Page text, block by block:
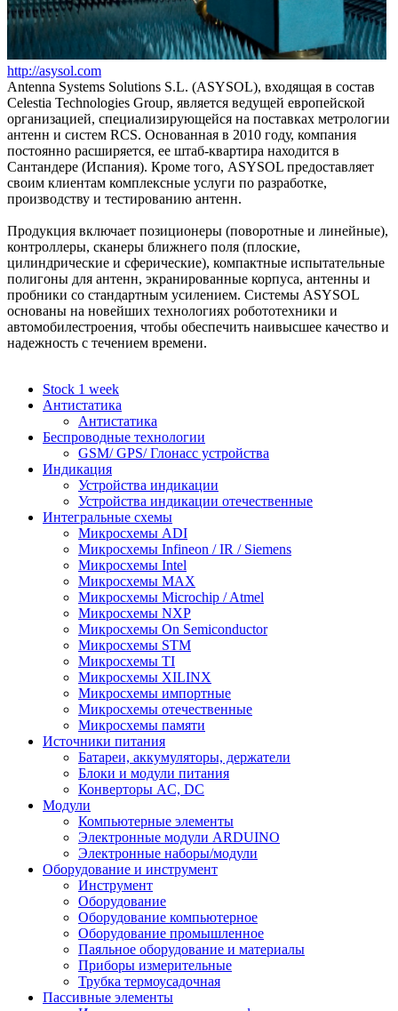
http://asysol.com
Antenna Systems Solutions S.L. (ASYSOL), входящая в состав
Celestia Technologies Group, является ведущей европейской
организацией, специализирующейся на поставках метрологии
антенн и систем RCS. Основанная в 2010 году, компания
постоянно расширяется, ее штаб-квартира находится в
Сантандере (Испания). Кроме того, ASYSOL предоставляет
своим клиентам комплексные услуги по разработке,
производству и тестированию антенн.
Продукция включает позиционеры (поворотные и линейные),
контроллеры, сканеры ближнего поля (плоские,
цилиндрические и сферические), компактные испытательные
полигоны для антенн, экранированные корпуса, антенны и
пробники со стандартным усилением. Системы ASYSOL
основаны на новейших технологиях робототехники и
автомобилестроения, чтобы обеспечить наивысшее качество и
надежность с течением времени.
Stock 1 week
Антистатика
Антистатика
Беспроводные технологии
GSM/ GPS/ Глонасс устройства
Индикация
Устройства индикации
Устройства индикации отечественные
Интегральные схемы
Микросхемы ADI
Микросхемы Infineon / IR / Siemens
Микросхемы Intel
Микросхемы MAX
Микросхемы Microchip / Atmel
Микросхемы NXP
Микросхемы On Semiconductor
Микросхемы STM
Микросхемы TI
Микросхемы XILINX
Микросхемы импортные
Микросхемы отечественные
Микросхемы памяти
Источники питания
Батареи, аккумуляторы, держатели
Блоки и модули питания
Конверторы AC, DC
Модули
Компьютерные элементы
Электронные модули ARDUINO
Электронные наборы/модули
Оборудование и инструмент
Инструмент
Оборудование
Оборудование компьютерное
Оборудование промышленное
Паяльное оборудование и материалы
Приборы измерительные
Трубка термоусадочная
Пассивные элементы